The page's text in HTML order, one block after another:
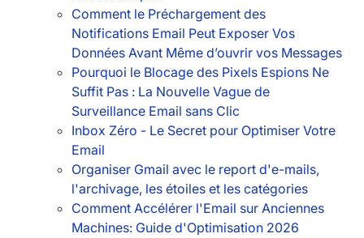
Comment le Préchargement des
Notifications Email Peut Exposer Vos
Données Avant Même d’ouvrir vos Messages
Pourquoi le Blocage des Pixels Espions Ne
Suffit Pas : La Nouvelle Vague de
Surveillance Email sans Clic
Inbox Zéro - Le Secret pour Optimiser Votre
Email
Organiser Gmail avec le report d'e-mails,
l'archivage, les étoiles et les catégories
Comment Accélérer l'Email sur Anciennes
Machines: Guide d'Optimisation 2026